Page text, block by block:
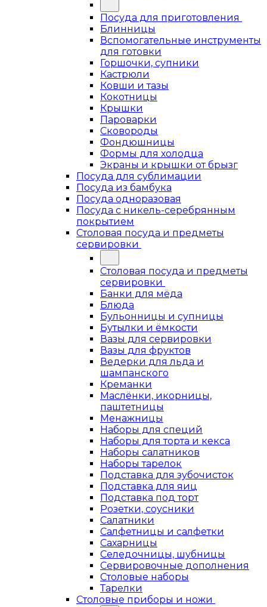
Посуда для приготовления
Блинницы
Вспомогательные инструменты
для готовки
Горшочки, супники
Кастрюли
Ковши и тазы
Кокотницы
Крышки
Пароварки
Сковороды
Фондюшницы
Формы для холодца
Экраны и крышки от брызг
Посуда для сублимации
Посуда из бамбука
Посуда одноразовая
Посуда с никель-серебрянным
покрытием
Столовая посуда и предметы
сервировки
Столовая посуда и предметы
сервировки
Банки для мёда
Блюда
Бульонницы и супницы
Бутылки и ёмкости
Вазы для сервировки
Вазы для фруктов
Ведерки для льда и
шампанского
Креманки
Маслёнки, икорницы,
паштетницы
Менажницы
Наборы для специй
Наборы для торта и кекса
Наборы салатников
Наборы тарелок
Подставка для зубочисток
Подставка для яиц
Подставка под торт
Розетки, соусники
Салатники
Салфетницы и салфетки
Сахарницы
Селедочницы, шубницы
Сервировочные дополнения
Столовые наборы
Тарелки
Столовые приборы и ножи